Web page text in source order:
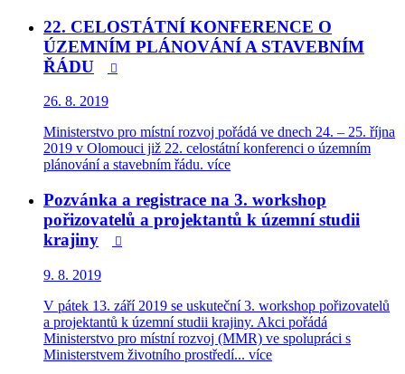
22. CELOSTÁTNÍ KONFERENCE O
ÚZEMNÍM PLÁNOVÁNÍ A STAVEBNÍM
ŘÁDU

26. 8. 2019
Ministerstvo pro místní rozvoj pořádá ve dnech 24. – 25. října
2019 v Olomouci již 22. celostátní konferenci o územním
plánování a stavebním řádu. více
Pozvánka a registrace na 3. workshop
pořizovatelů a projektantů k územní studii
krajiny

9. 8. 2019
V pátek 13. září 2019 se uskuteční 3. workshop pořizovatelů
a projektantů k územní studii krajiny. Akci pořádá
Ministerstvo pro místní rozvoj (MMR) ve spolupráci s
Ministerstvem životního prostředí... více